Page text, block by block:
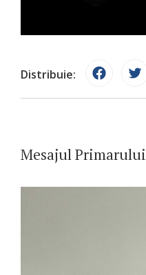
Distribuie:
Mesajul Primarului